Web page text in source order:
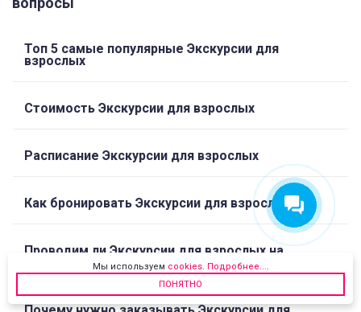
Топ 5 самые популярные Экскурсии для
взрослых
Стоимость Экскурсии для взрослых
Расписание Экскурсии для взрослых
Как бронировать Экскурсии для взрослых
Проводим ли Экскурсии для взрослых на
иностранных языках
Мы используем cookies. Подробнее....
ПОНЯТНО